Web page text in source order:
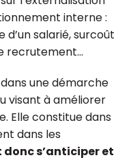
interne :
salarié, surcoût
recrutement…
une démarche
visant à améliorer
Elle constitue dans
dans les
donc s’anticiper et